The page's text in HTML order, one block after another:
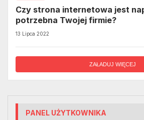
Czy strona internetowa jest
potrzebna Twojej firmie?
13 Lipca 2022
ZAŁADUJ WIĘCEJ
PANEL UŻYTKOWNIKA